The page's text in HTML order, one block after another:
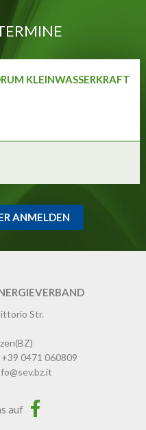
KLEINWASSERKRAFT
ANMELDEN
Str.
(BZ)
+39 0471 060809
auf